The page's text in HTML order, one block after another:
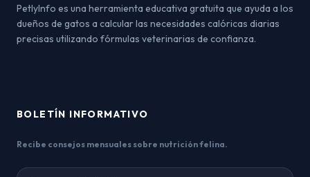
PetlyInfo es una herramienta educativa gratuita que ayuda a los
dueños de gatos a calcular las necesidades calóricas diarias
precisas utilizando fórmulas veterinarias de confianza.
BOLETÍN INFORMATIVO
Recibe consejos mensuales sobre nutrición felina.